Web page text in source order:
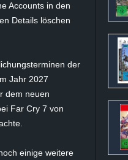
Accounts in den
Details löschen
der
Jahr 2027
dem neuen
Far Cry 7 von
einige weitere